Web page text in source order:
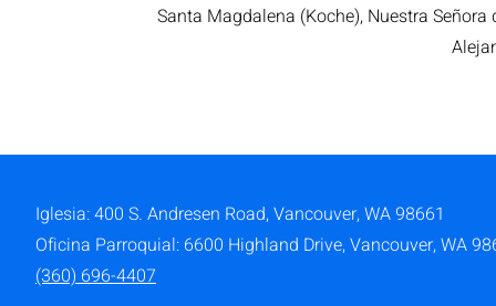
Santa Magdalena (Koche), Nuestra
Iglesia: 400 S. Andresen Road,Vancouver, WA 98661
Oficina Parroquial: 6600 Highland Drive, Vancouver, WA
(360) 696-4407